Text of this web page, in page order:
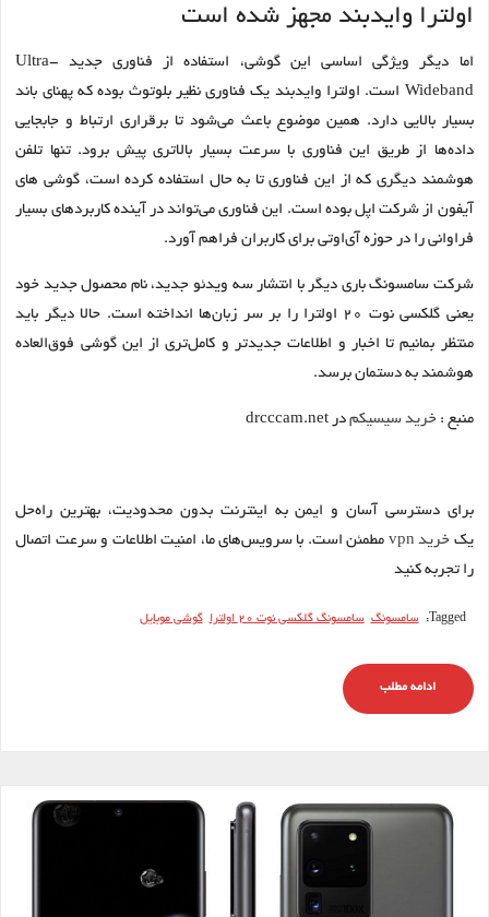
اولترا وایدبند مجهز شده است
اما دیگر ویژگی اساسی این گوشی، استفاده از فناوری جدید Ultra-
Wideband است. اولترا وایدبند یک فناوری نظیر بلوتوث بوده که پهنای باند
بسیار بالایی دارد. همین موضوع باعث می‌شود تا برقراری ارتباط و جابجایی
داده‌ها از طریق این فناوری با سرعت بسیار بالاتری پیش برود. تنها تلفن
هوشمند دیگری که از این فناوری تا به حال استفاده کرده است، گوشی های
آیفون از شرکت اپل بوده است. این فناوری می‌تواند در آینده کاربردهای بسیار
فراوانی را در حوزه آی‌او‌تی برای کاربران فراهم آورد.
شرکت سامسونگ باری دیگر با انتشار سه ویدئو جدید، نام محصول جدید خود
یعنی گلکسی نوت ۲۰ اولترا را بر سر زبان‌ها انداخته است. حالا دیگر باید
منتظر بمانیم تا اخبار و اطلاعات جدیدتر و کامل‌تری از این گوشی فوق‌العاده
هوشمند به دستمان برسد.
منبع :خرید سیسیکم در drcccam.net
برای دسترسی آسان و ایمن به اینترنت بدون محدودیت، بهترین راه‌حل
یک خرید vpn
مطمئن است. با سرویس‌های ما، امنیت اطلاعات و سرعت اتصال
را تجربه کنید
Tagged: سامسونگ سامسونگ گلکسی نوت 20 اولترا گوشی موبایل
ادامه مطلب